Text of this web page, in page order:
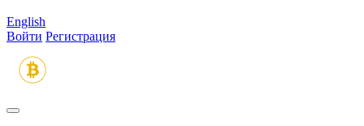
English
Войти Регистрация